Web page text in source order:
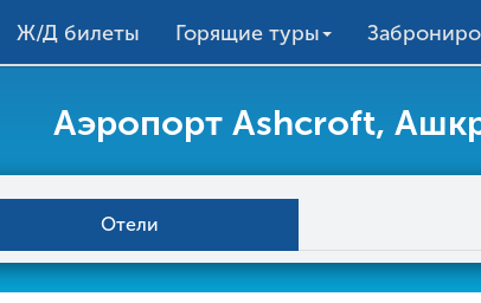
Ж/Д билеты Горящие туры
Аэропорт Ashcroft,
Отели